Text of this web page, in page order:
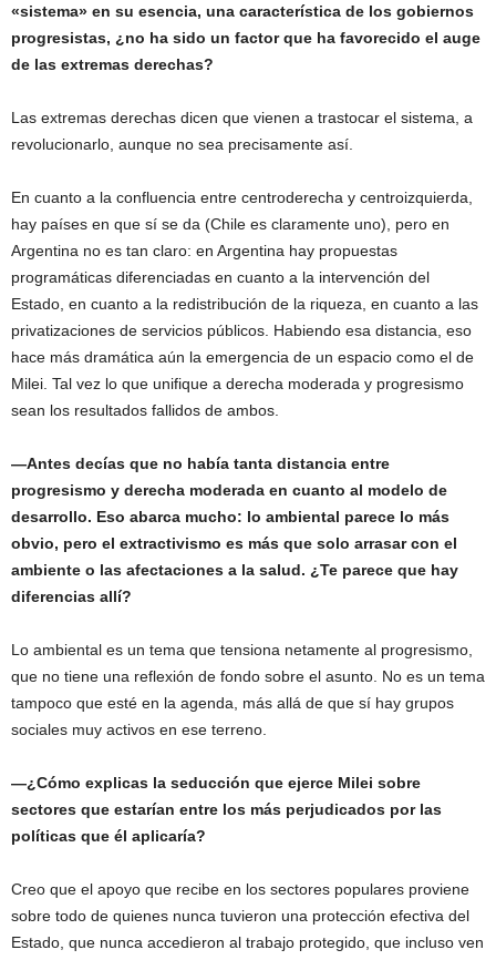
«sistema» en su esencia, una característica de los gobiernos
progresistas, ¿no ha sido un factor que ha favorecido el auge
de las extremas derechas?
Las extremas derechas dicen que vienen a trastocar el sistema, a
revolucionarlo, aunque no sea precisamente así.
En cuanto a la confluencia entre centroderecha y centroizquierda,
hay países en que sí se da (Chile es claramente uno), pero en
Argentina no es tan claro: en Argentina hay propuestas
programáticas diferenciadas en cuanto a la intervención del
Estado, en cuanto a la redistribución de la riqueza, en cuanto a las
privatizaciones de servicios públicos. Habiendo esa distancia, eso
hace más dramática aún la emergencia de un espacio como el de
Milei. Tal vez lo que unifique a derecha moderada y progresismo
sean los resultados fallidos de ambos.
—Antes decías que no había tanta distancia entre
progresismo y derecha moderada en cuanto al modelo de
desarrollo. Eso abarca mucho: lo ambiental parece lo más
obvio, pero el extractivismo es más que solo arrasar con el
ambiente o las afectaciones a la salud. ¿Te parece que hay
diferencias allí?
Lo ambiental es un tema que tensiona netamente al progresismo,
que no tiene una reflexión de fondo sobre el asunto. No es un tema
tampoco que esté en la agenda, más allá de que sí hay grupos
sociales muy activos en ese terreno.
—¿Cómo explicas la seducción que ejerce Milei sobre
sectores que estarían entre los más perjudicados por las
políticas que él aplicaría?
Creo que el apoyo que recibe en los sectores populares proviene
sobre todo de quienes nunca tuvieron una protección efectiva del
Estado, que nunca accedieron al trabajo protegido, que incluso ven